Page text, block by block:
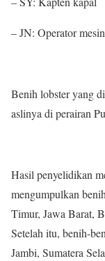
– JN: Operator
Benih lobster yang
aslinya di perairan
Hasil penyelidikan
mengumpulkan
Timur, Jawa Barat,
Setelah itu, benih-
Jambi, Sumatera